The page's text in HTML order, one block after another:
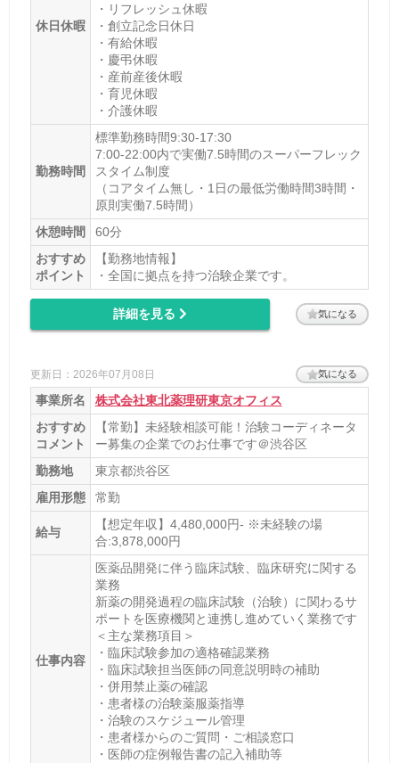
ホームページ
https://musashino.koyu-kai.jp/
休日休暇
・リフレッシュ休暇
・創立記念日休日
・有給休暇
・慶弔休暇
・産前産後休暇
・育児休暇
・介護休暇
勤務時間
標準勤務時間9:30-17:30
7:00-22:00内で実働7.5時間のスーパーフレック
スタイム制度
（コアタイム無し・1日の最低労働時間3時間・
原則実働7.5時間）
休憩時間
60分
おすすめ
ポイント
【勤務地情報】
・全国に拠点を持つ治験企業です。
詳細を見る 気になる
更新日：2026年07月08日 気になる
事業所名
株式会社東北薬理研東京オフィス
おすすめ
コメント
【常勤】未経験相談可能！治験コーディネータ
ー募集の企業でのお仕事です＠渋谷区
勤務地
東京都渋谷区
雇用形態
常勤
給与
【想定年収】4,480,000円- ※未経験の場
合:3,878,000円
仕事内容
医薬品開発に伴う臨床試験、臨床研究に関する
業務
新薬の開発過程の臨床試験（治験）に関わるサ
ポートを医療機関と連携し進めていく業務です
＜主な業務項目＞
・臨床試験参加の適格確認業務
・臨床試験担当医師の同意説明時の補助
・併用禁止薬の確認
・患者様の治験薬服薬指導
・治験のスケジュール管理
・患者様からのご質問・ご相談窓口
・医師の症例報告書の記入補助等